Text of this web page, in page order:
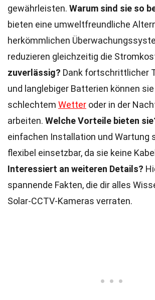
gewährleisten. Warum sind sie so
bieten eine umweltfreundliche
herkömmlichen
reduzieren gleichzeitig die
zuverlässig? Dank fortschrittlicher
und langlebiger Batterien können
schlechtem Wetter oder in der
arbeiten. Welche Vorteile bieten
einfachen Installation und Wartung
flexibel einsetzbar, da sie keine
Interessiert an weiteren Details?
spannende Fakten, die dir alles
Solar-CCTV-Kameras verraten.